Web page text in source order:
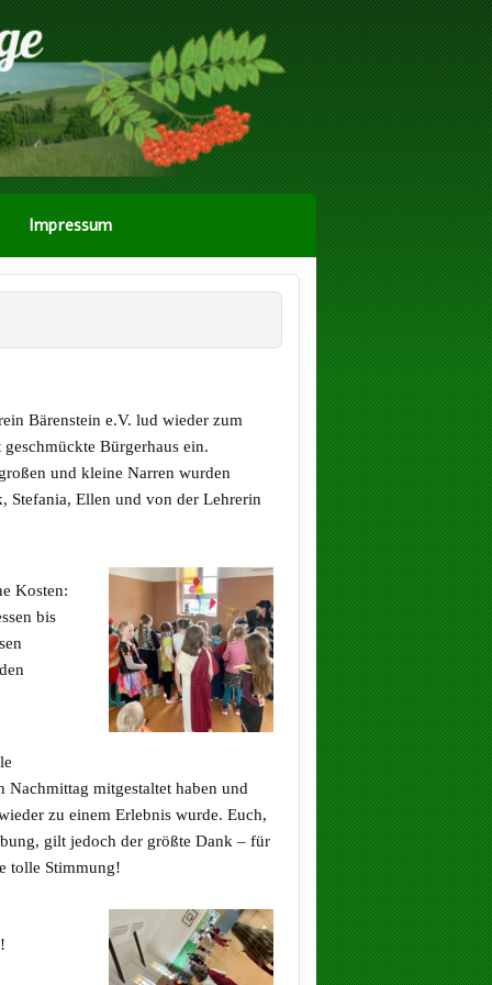
Impressum
Bärenstein e.V. lud wieder zum
Bürgerhaus ein.
und kleine Narren wurden
Stefania, Ellen und von der Lehrerin
Kosten:
bis
mitgestaltet haben und
zu einem Erlebnis wurde. Euch,
gilt jedoch der größte Dank – für
tolle Stimmung!